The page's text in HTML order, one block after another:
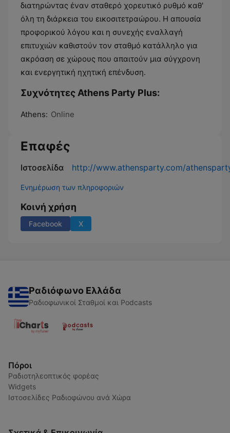
διατηρώντας έναν σταθερό χορευτικό ρυθμό καθ'
όλη τη διάρκεια του εικοσιτετραώρου. Η απουσία
προφορικού λόγου και η συνεχής εναλλαγή
επιτυχιών καθιστούν τον σταθμό κατάλληλο για
ακρόαση σε χώρους που απαιτούν μια σύγχρονη
και ενεργητική ηχητική επένδυση.
Συχνότητες Athens Party Plus:
Athens: Online
Επαφές
Ιστοσελίδα http://www.athensparty.com/
Ενημέρωση των πληροφοριών
Κοινή χρήση
Facebook X
Ραδιόφωνο Ελλάδα
Ραδιοφωνικοί Σταθμοί και Podcasts
Πόροι
Ραδιοτηλεοπτικός φορέας
Widgets
Ιστοσελίδες Ραδιοφώνου ανά Χώρα